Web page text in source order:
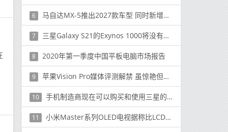
6 马自达MX-5推出2027款车型 同时新增锌绿车身配色
7 三星Galaxy S21的Exynos 1000将没有AMD GPU，将落后于骁龙875
8 2020年第一季度中国平板电脑市场报告
9 苹果Vision Pro媒体评测解禁 虽惊艳但也有不足之处
10 手机制造商现在可以购买和使用三星的可折叠显示器
11 小米Master系列OLED电视据称比LCD电视贵5倍